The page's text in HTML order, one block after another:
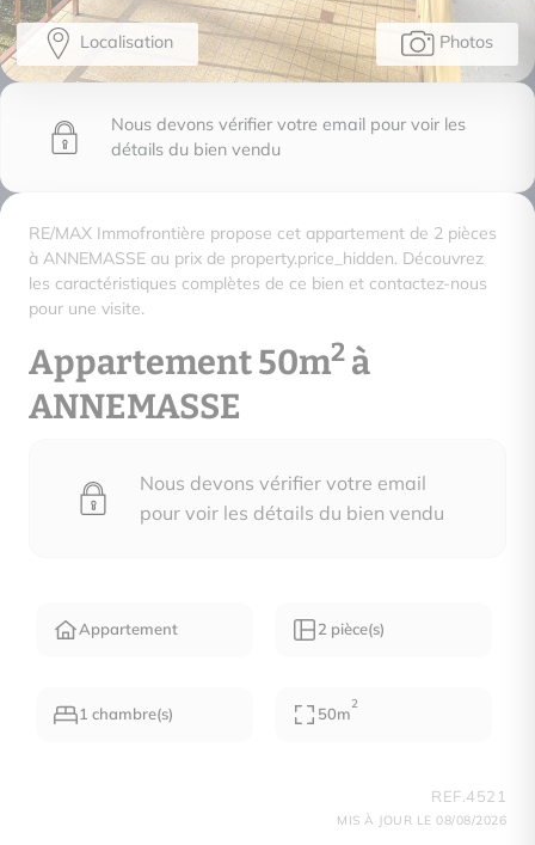
Photos
Localisation
Nous devons vérifier votre email pour voir les
détails du bien vendu
RE/MAX Immofrontière propose cet appartement de 2 pièces
à ANNEMASSE au prix de property.price_hidden. Découvrez
les caractéristiques complètes de ce bien et contactez-nous
pour une visite.
Appartement 50m2 à
ANNEMASSE
Nous devons vérifier votre email
pour voir les détails du bien vendu
Appartement 2 pièce(s)
1 chambre(s) 50m
2
REF.4521
MIS À JOUR LE 08/08/2026